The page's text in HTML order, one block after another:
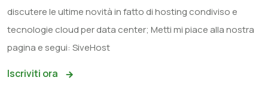
discutere le ultime novità in fatto di hosting condiviso e
tecnologie cloud per data center; Metti mi piace alla nostra
pagina e segui: SiveHost
Iscriviti ora